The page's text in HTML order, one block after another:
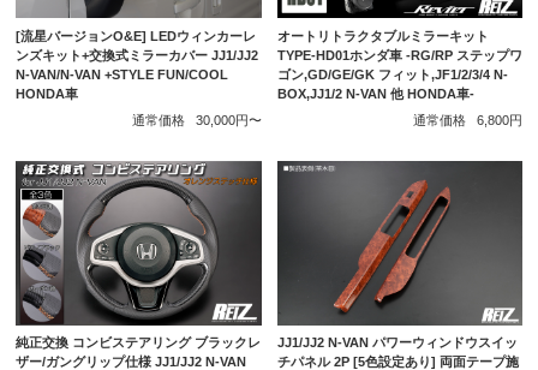
[流星バージョンO&E] LEDウィンカーレ
ンズキット+交換式ミラーカバー JJ1/JJ2
N-VAN/N-VAN +STYLE FUN/COOL
HONDA車
通常価格
30,000円〜
オートリトラクタブルミラーキット
TYPE-HD01ホンダ車 -RG/RP ステップワ
ゴン,GD/GE/GK フィット,JF1/2/3/4 N-
BOX,JJ1/2 N-VAN 他 HONDA車-
通常価格
6,800円
純正交換 コンビステアリング ブラックレ
ザー/ガングリップ仕様 JJ1/JJ2 N-VAN
JJ1/JJ2 N-VAN パワーウィンドウスイッ
チパネル 2P [5色設定あり] 両面テープ施